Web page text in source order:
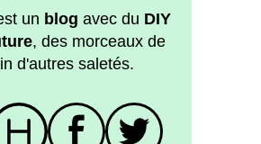
un blog avec du DIY
, des morceaux de
d'autres saletés.